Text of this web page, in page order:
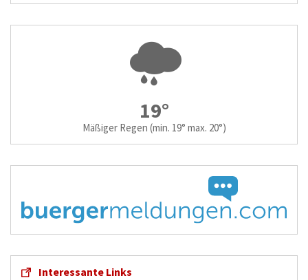
19°
Mäßiger Regen (min. 19° max. 20°)
Interessante Links